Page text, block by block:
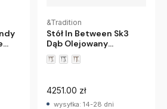
&Tradition
Stół In Between Sk3
Dąb Olejowany
Andtradition
4251.00 zł
wysyłka: 14-28 dni